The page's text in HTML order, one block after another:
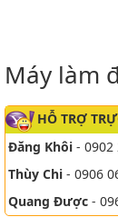
Máy làm
HỖ TRỢ
Đăng Khôi - 0902
Thùy Chi - 0906
Quang Được -